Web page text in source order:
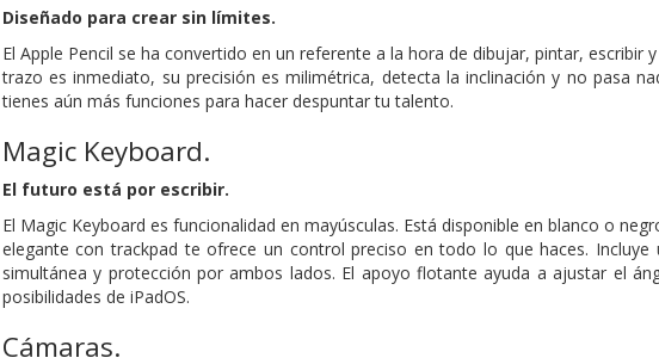
Diseñado para crear sin límites.
El Apple Pencil se ha convertido en un referente a la hora de dibujar, pintar,
trazo es inmediato, su precisión es milimétrica, detecta la inclinación y no pasa
tienes aún más funciones para hacer despuntar tu talento.
Magic Keyboard.
El futuro está por escribir.
El Magic Keyboard es funcionalidad en mayúsculas. Está disponible en blanco o
elegante con trackpad te ofrece un control preciso en todo lo que haces.
simultánea y protección por ambos lados. El apoyo flotante ayuda a ajustar el
posibili­dades de iPadOS.
Cámaras.